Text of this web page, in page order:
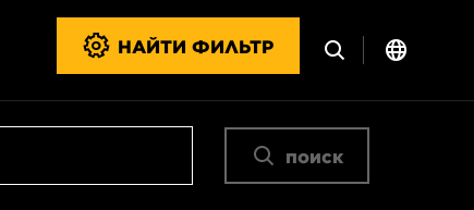
НАЙТИ ФИЛЬТР
поиск